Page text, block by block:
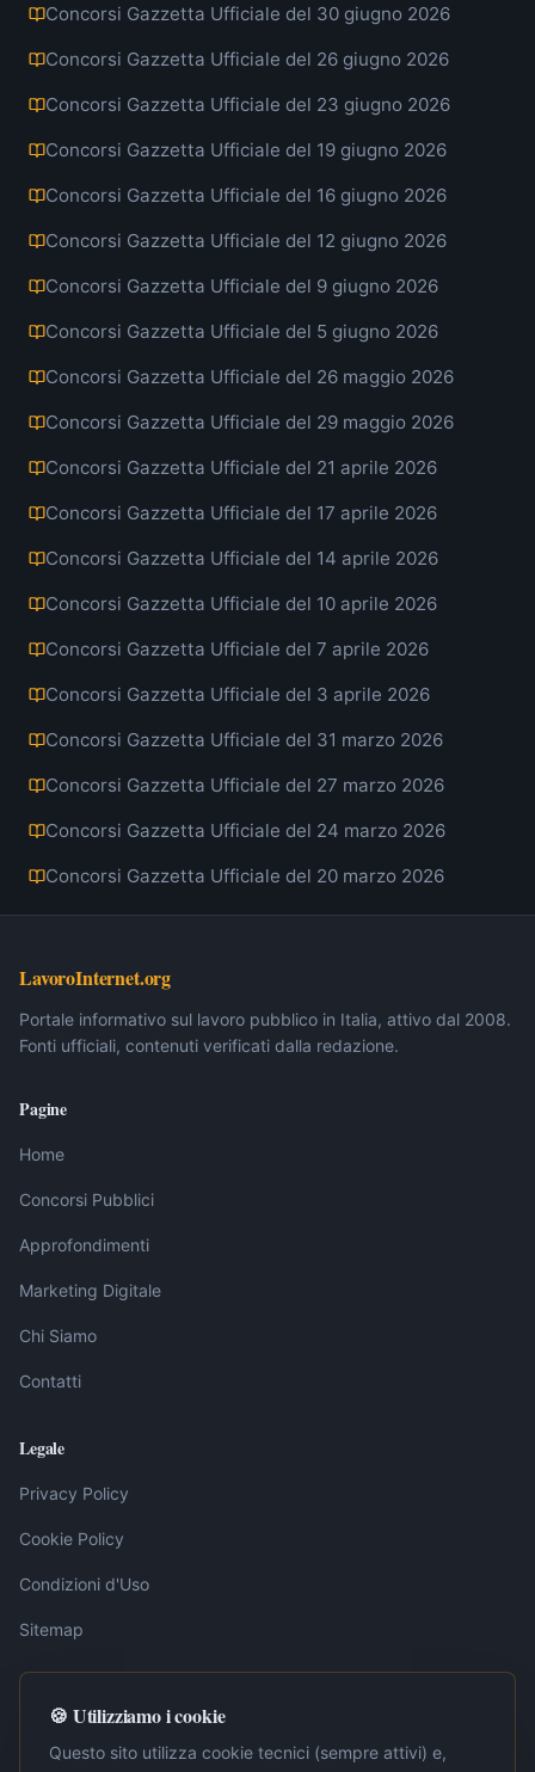
Concorsi Gazzetta Ufficiale del 30 giugno 2026
Concorsi Gazzetta Ufficiale del 26 giugno 2026
Concorsi Gazzetta Ufficiale del 23 giugno 2026
Concorsi Gazzetta Ufficiale del 19 giugno 2026
Concorsi Gazzetta Ufficiale del 16 giugno 2026
Concorsi Gazzetta Ufficiale del 12 giugno 2026
Concorsi Gazzetta Ufficiale del 9 giugno 2026
Concorsi Gazzetta Ufficiale del 5 giugno 2026
Concorsi Gazzetta Ufficiale del 26 maggio 2026
Concorsi Gazzetta Ufficiale del 29 maggio 2026
Concorsi Gazzetta Ufficiale del 21 aprile 2026
Concorsi Gazzetta Ufficiale del 17 aprile 2026
Concorsi Gazzetta Ufficiale del 14 aprile 2026
Concorsi Gazzetta Ufficiale del 10 aprile 2026
Concorsi Gazzetta Ufficiale del 7 aprile 2026
Concorsi Gazzetta Ufficiale del 3 aprile 2026
Concorsi Gazzetta Ufficiale del 31 marzo 2026
Concorsi Gazzetta Ufficiale del 27 marzo 2026
Concorsi Gazzetta Ufficiale del 24 marzo 2026
Concorsi Gazzetta Ufficiale del 20 marzo 2026
LavoroInternet.org
Portale informativo sul lavoro pubblico in Italia, attivo dal 2008.
Fonti ufficiali, contenuti verificati dalla redazione.
Pagine
Home
Concorsi Pubblici
Approfondimenti
Marketing Digitale
Chi Siamo
Contatti
Legale
Privacy Policy
Cookie Policy
Condizioni d'Uso
Sitemap
Nota editoriale: I contenuti pubblicati su LavoroInternet.org sono
Gazzetta Ufficiale della Repubblica Italiana. Ogni articolo è
🍪 Utilizziamo i cookie
Questo sito utilizza cookie tecnici (sempre attivi) e,